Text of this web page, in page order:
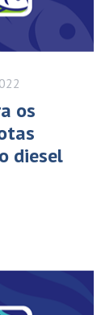
os
diesel